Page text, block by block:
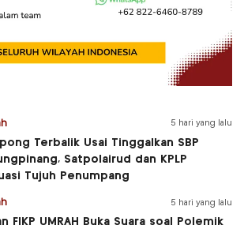
5 hari yang lalu
Terbalik Usai Tinggalkan SBP
Satpolairud dan KPLP
Tujuh Penumpang
5 hari yang lalu
FIKP UMRAH Buka Suara soal Polemik